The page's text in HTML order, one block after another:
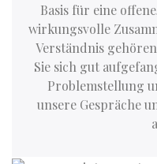
Basis für eine
wirkungsvolle
Verständnis
Sie sich gut
Problemstellung
unsere Gespräche